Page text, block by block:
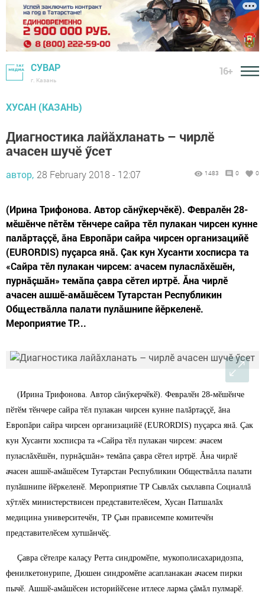
СУВАР
г. Казань
16+
ХУСАН (КАЗАНЬ)
Диагностика лайăхланать – чирлӗ
ачасен шучӗ ӳсет
автор, 28 February 2018 - 12:07 1483 0 0
(Ирина Трифонова. Автор сăнӳкерчӗкӗ). Февралӗн 28-
мӗшӗнче пӗтӗм тӗнчере сайра тӗл пулакан чирсен кунне
палăртаççӗ, ăна Европăри сайра чирсен организацийӗ
(EURORDIS) пуçарса янă. Çак кун Хусанти хосписра та
«Сайра тӗл пулакан чирсем: ачасем пуласлăхӗшӗн,
пурнăçшăн» темăпа çавра сӗтел иртрӗ. Ăна чирлӗ
ачасен ашшӗ-амăшӗсем Тутарстан Республикин
Обществăлла палати пулăшнипе йӗркеленӗ.
Мероприятие ТР...
(Ирина Трифонова. Автор сăнӳкерчӗкӗ). Февралӗн 28-мӗшӗнче
пӗтӗм тӗнчере сайра тӗл пулакан чирсен кунне палăртаççӗ, ăна
Европăри сайра чирсен организацийӗ (EURORDIS) пуçарса янă. Çак
кун Хусанти хосписра та «Сайра тӗл пулакан чирсем: ачасем
пуласлăхӗшӗн, пурнăçшăн» темăпа çавра сӗтел иртрӗ. Ăна чирлӗ
ачасен ашшӗ-амăшӗсем Тутарстан Республикин Обществăлла палати
пулăшнипе йӗркеленӗ. Мероприятие ТР Сывлăх сыхлавпа Социаллă
хӳтлӗх министерствисен представителӗсем, Хусан Патшалăх
медицина университечӗн, ТР Çын прависемпе комитечӗн
представителӗсем хутшăнчӗç.
Çавра сӗтелре калаçу Ретта синдромӗпе, мукополисахаридозпа,
фенилкетонурипе, Дюшен синдромӗпе асапланакан ачасем пирки
пычӗ. Ашшӗ-амăшӗсен историйӗсене итлесе ларма çăмăл пулмарӗ.